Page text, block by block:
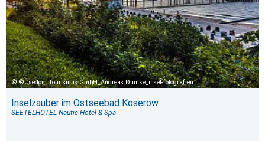
©Usedom Tourismus GmbH_Andreas Dumke_insel-fotograf.eu
Inselzauber im Ostseebad Koserow
SEETELHOTEL Nautic Hotel & Spa